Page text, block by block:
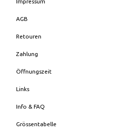
Impressum
AGB
Retouren
Zahlung
Öffnungszeit
Links
Info & FAQ
Grössentabelle